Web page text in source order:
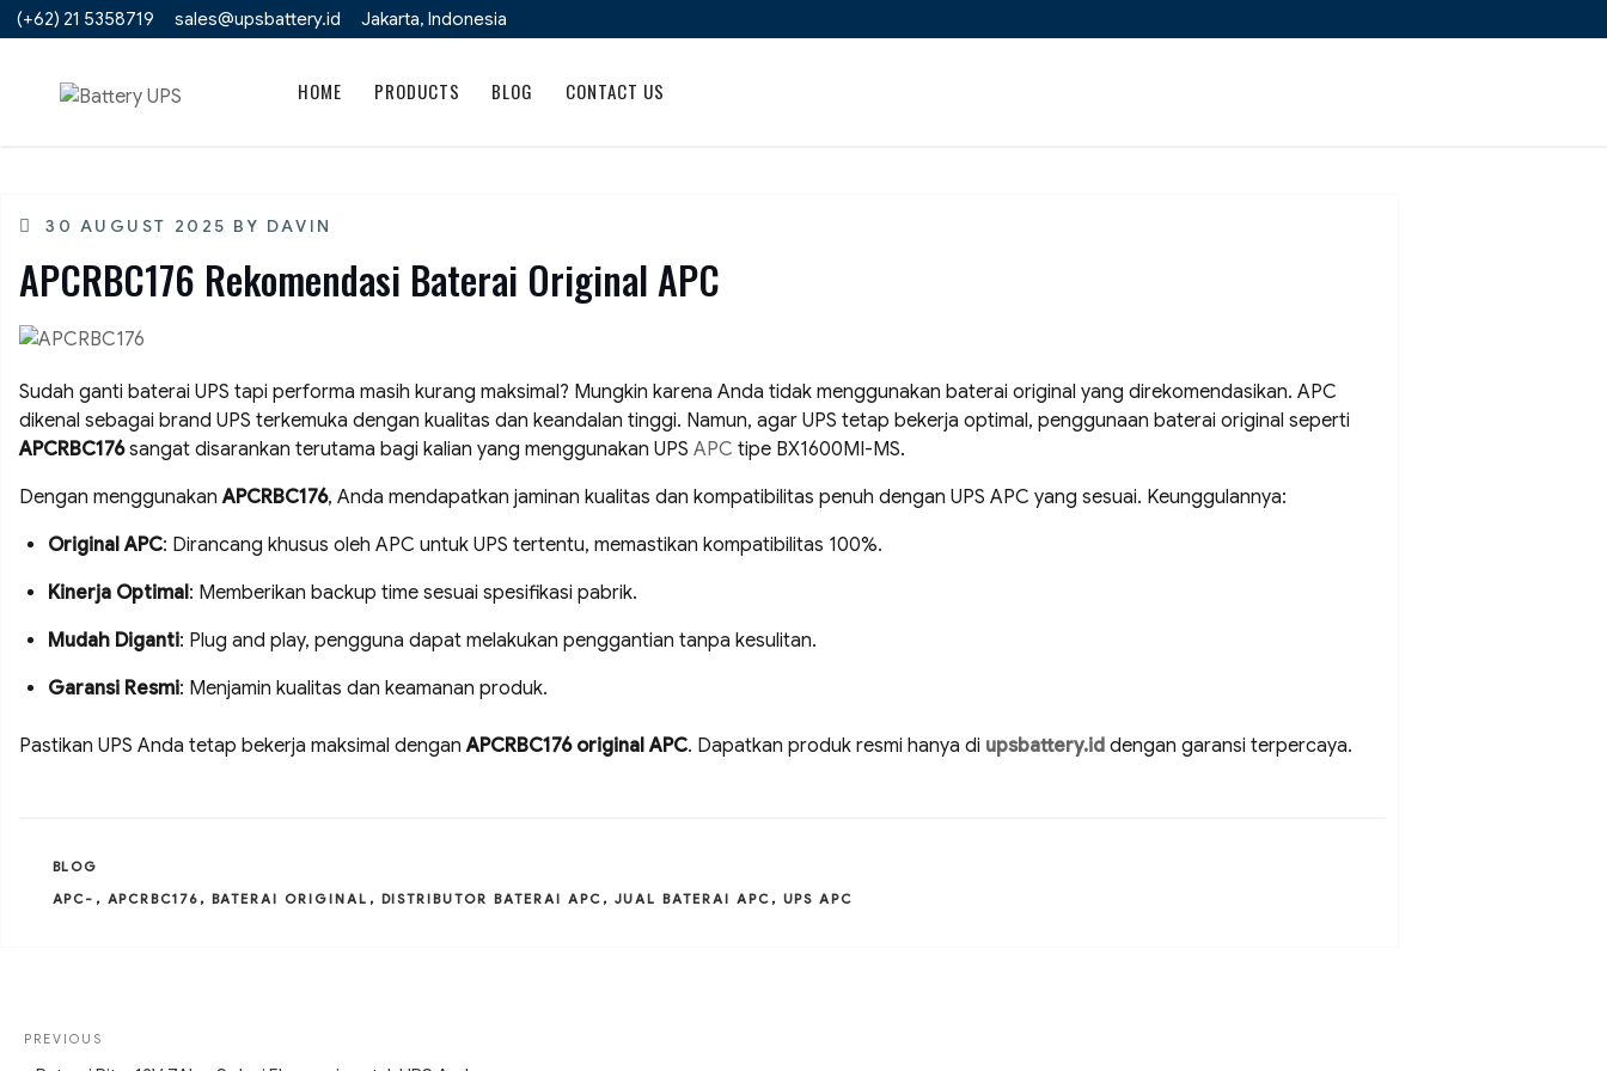
Skip
to
(+62) 21 5358719 sales@upsbattery.id Jakarta, Indonesia
HOME PRODUCTS BLOG CONTACT US
POSTED
30 AUGUST 2025 BY DAVIN
APCRBC176 Rekomendasi Baterai Original APC
Sudah ganti baterai UPS tapi performa masih kurang maksimal? Mungkin karena Anda tidak menggunakan baterai original yang direkomendasikan. APC
dikenal sebagai brand UPS terkemuka dengan kualitas dan keandalan tinggi. Namun, agar UPS tetap bekerja optimal, penggunaan baterai original seperti
APCRBC176sangat disarankan terutama bagi kalian yang menggunakan UPS APC tipe BX1600MI-MS.
Dengan menggunakanAPCRBC176, Anda mendapatkan jaminan kualitas dan kompatibilitas penuh dengan UPS APC yang sesuai. Keunggulannya:
Original APC: Dirancang khusus oleh APC untuk UPS tertentu, memastikan kompatibilitas 100%.
Kinerja Optimal: Memberikan backup time sesuai spesifikasi pabrik.
Mudah Diganti: Plug and play, pengguna dapat melakukan penggantian tanpa kesulitan.
Garansi Resmi: Menjamin kualitas dan keamanan produk.
Pastikan UPS Anda tetap bekerja maksimal denganAPCRBC176 original APC. Dapatkan produk resmi hanya di upsbattery.id dengan garansi terpercaya.
CATEGORIES
BLOG
TAGS
APC- , APCRBC176 , BATERAI ORIGINAL , DISTRIBUTOR BATERAI APC , JUAL BATERAI APC , UPS APC
PostPrevious
PREVIOUS